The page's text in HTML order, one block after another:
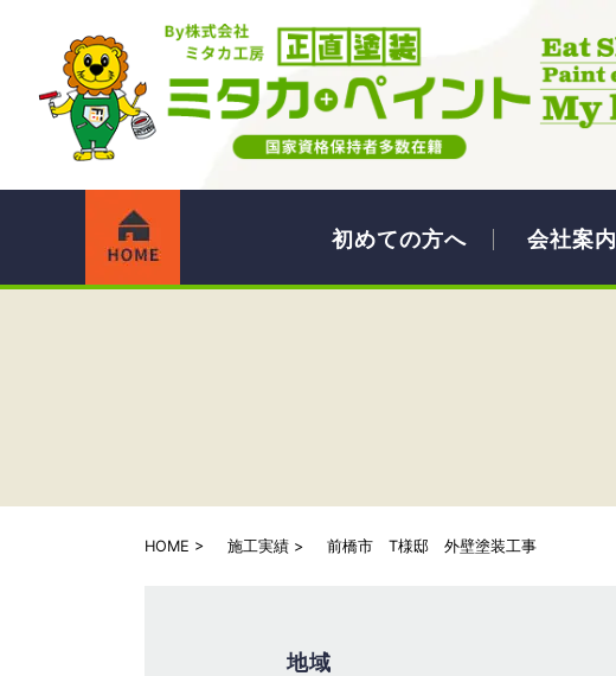
初めての方へ 会社案内
HOME 施工実績 前橋市 T様邸 外壁塗装工事
地域